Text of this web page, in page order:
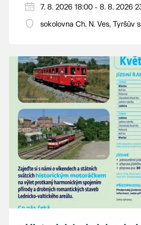
PÁTEK 7. srpna
18:00 - ruční stavění máje
14:00 - krojový průvod pro
hostince “U Buvola”
16:00 - odpolední zábava na
21:00 - večerní zábava
K tanci a poslechu bude hrát
Lanžhotčané.
Těšíme se na Vás!
7. 8. 2026 18:00 - 8. 8. 2026
sokolovna Ch. N. Ves, Tyršův